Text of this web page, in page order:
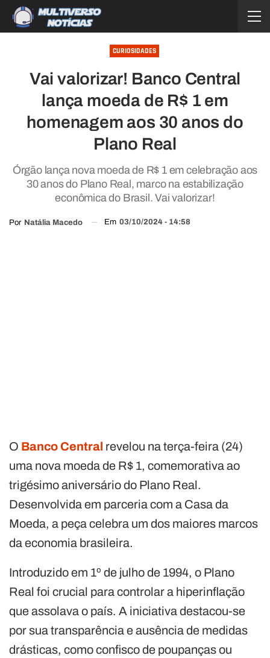
CURIOSIDADES
Vai valorizar! Banco Central
lança moeda de R$ 1 em
homenagem aos 30 anos do
Plano Real
Órgão lança nova moeda de R$ 1 em celebração aos
30 anos do Plano Real, marco na estabilização
econômica do Brasil. Vai valorizar!
Por Natália Macedo Em 03/10/2024 - 14:58
O Banco Central revelou na terça-feira (24)
uma nova moeda de R$ 1, comemorativa ao
trigésimo aniversário do Plano Real.
Desenvolvida em parceria com a Casa da
Moeda, a peça celebra um dos maiores marcos
da economia brasileira.
Introduzido em 1º de julho de 1994, o Plano
Real foi crucial para controlar a hiperinflação
que assolava o país. A iniciativa destacou-se
por sua transparência e ausência de medidas
drásticas, como confisco de poupanças ou